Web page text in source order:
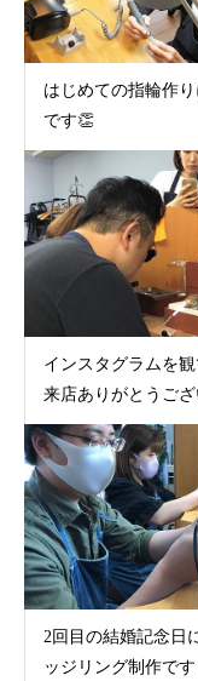
はじめての指輪作
です👏
インスタグラムを
来店ありがとうござ
2回目の結婚記念日
ッジリング制作です